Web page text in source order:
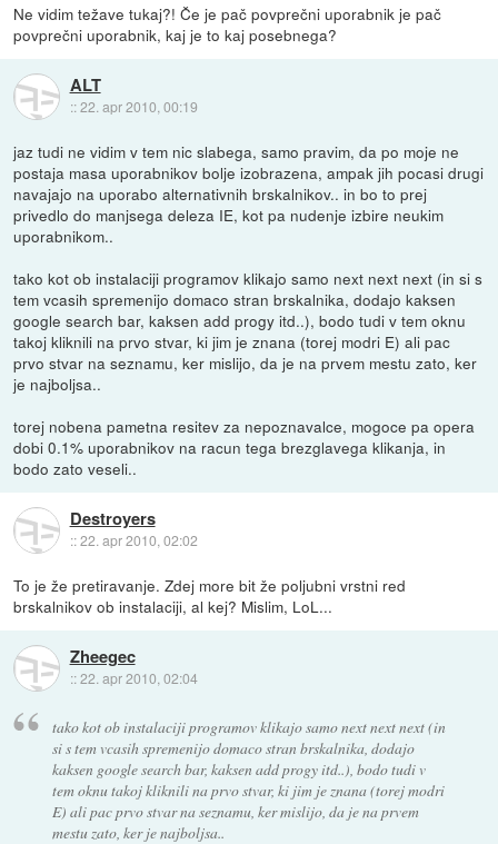
Ne vidim težave tukaj?! Če je pač povprečni uporabnik je pač
povprečni uporabnik, kaj je to kaj posebnega?
ALT
::22. apr 2010, 00:19
jaz tudi ne vidim v tem nic slabega, samo pravim, da po moje ne
postaja masa uporabnikov bolje izobrazena, ampak jih pocasi drugi
navajajo na uporabo alternativnih brskalnikov.. in bo to prej
privedlo do manjsega deleza IE, kot pa nudenje izbire neukim
uporabnikom..
tako kot ob instalaciji programov klikajo samo next next next (in si s
tem vcasih spremenijo domaco stran brskalnika, dodajo kaksen
google search bar, kaksen add progy itd..), bodo tudi v tem oknu
takoj kliknili na prvo stvar, ki jim je znana (torej modri E) ali pac
prvo stvar na seznamu, ker mislijo, da je na prvem mestu zato, ker
je najboljsa..
torej nobena pametna resitev za nepoznavalce, mogoce pa opera
dobi 0.1% uporabnikov na racun tega brezglavega klikanja, in
bodo zato veseli..
Destroyers
::22. apr 2010, 02:02
To je že pretiravanje. Zdej more bit že poljubni vrstni red
brskalnikov ob instalaciji, al kej? Mislim, LoL...
Zheegec
::22. apr 2010, 02:04
tako kot ob instalaciji programov klikajo samo next next next (in
si s tem vcasih spremenijo domaco stran brskalnika, dodajo
kaksen google search bar, kaksen add progy itd..), bodo tudi v
tem oknu takoj kliknili na prvo stvar, ki jim je znana (torej modri
E) ali pac prvo stvar na seznamu, ker mislijo, da je na prvem
mestu zato, ker je najboljsa..